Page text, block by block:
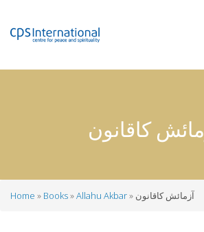
content
کاقانون
Home Books Allahu Akbar آزمائش کاقانون